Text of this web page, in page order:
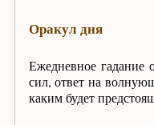
Оракул дня
Ежедневное
сил, ответ на
каким будет